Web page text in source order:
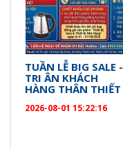
TUẦN LỄ BIG SALE -
TRI ÂN KHÁCH
HÀNG THÂN THIẾT
2026-08-01 15:22:16